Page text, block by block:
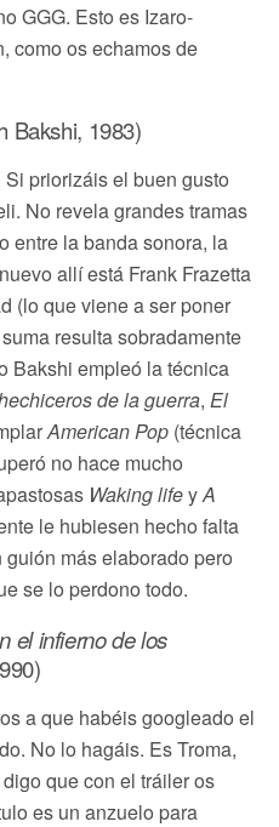
GGG. Esto es Izaro-
como os echamos de
Bakshi, 1983)
priorizáis el buen gusto
No revela grandes tramas
entre la banda sonora, la
allí está Frank Frazetta
(lo que viene a ser poner
resulta sobradamente
Bakshi empleó la técnica
de la guerra, El
American Pop (técnica
no hace mucho
Waking lifeyA
le hubiesen hecho falta
más elaborado pero
se lo perdono todo.
el infierno de los
a que habéis googleado el
No lo hagáis. Es Troma,
que con el tráiler os
es un anzuelo para